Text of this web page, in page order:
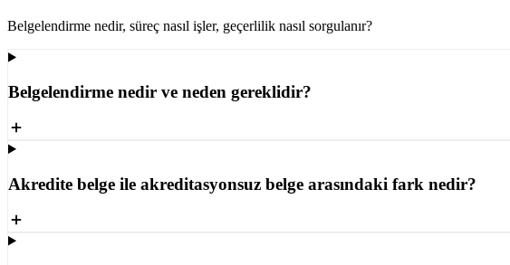
Belgelendirme nedir, süreç nasıl işler, geçerlilik nasıl sorgulanır?
Belgelendirme nedir ve neden gereklidir?
Akredite belge ile akreditasyonsuz belge arasındaki fark nedir?